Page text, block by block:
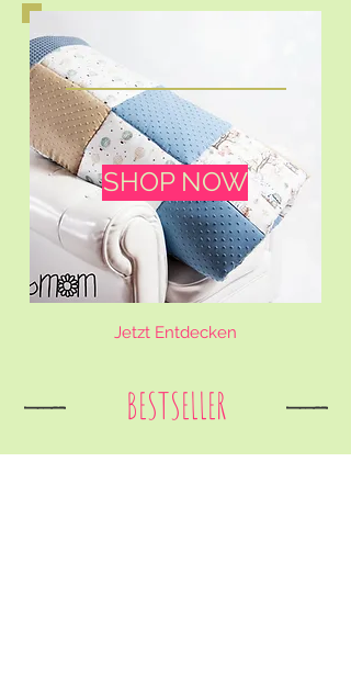
SHOP NOW
Jetzt Entdecken
BESTSELLER